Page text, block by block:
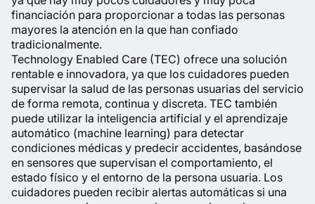
financiación para proporcionar a todas las personas
mayores la atención en la que han confiado
tradicionalmente.
Technology Enabled Care (TEC) ofrece una solución
rentable e innovadora, ya que los cuidadores pueden
supervisar la salud de las personas usuarias del servicio
de forma remota, continua y discreta. TEC también
puede utilizar la inteligencia artificial y el aprendizaje
automático (machine learning) para detectar
condiciones médicas y predecir accidentes, basándose
en sensores que supervisan el comportamiento, el
estado físico y el entorno de la persona usuaria. Los
cuidadores pueden recibir alertas automáticas si una